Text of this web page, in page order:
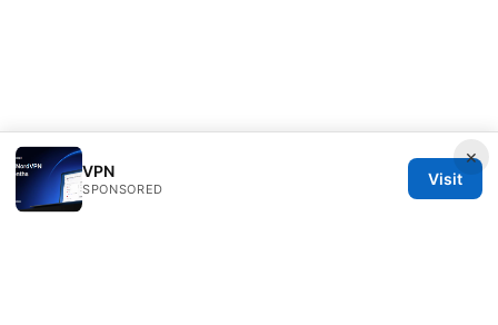
×
VPN
SPONSORED
Visit